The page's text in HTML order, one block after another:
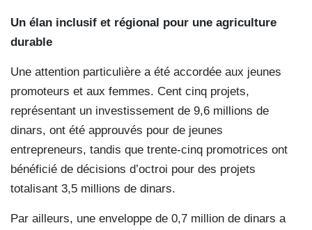
Un élan inclusif et régional pour une agriculture
durable
Une attention particulière a été accordée aux jeunes
promoteurs et aux femmes. Cent cinq projets,
représentant un investissement de 9,6 millions de
dinars, ont été approuvés pour de jeunes
entrepreneurs, tandis que trente-cinq promotrices ont
bénéficié de décisions d’octroi pour des projets
totalisant 3,5 millions de dinars.
Par ailleurs, une enveloppe de 0,7 million de dinars a